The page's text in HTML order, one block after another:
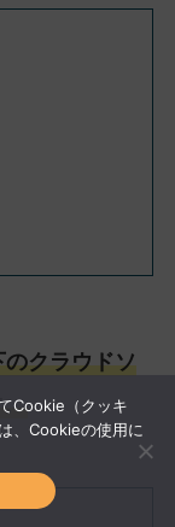
クラウドソ
Cookie（クッキ
、Cookieの使用に